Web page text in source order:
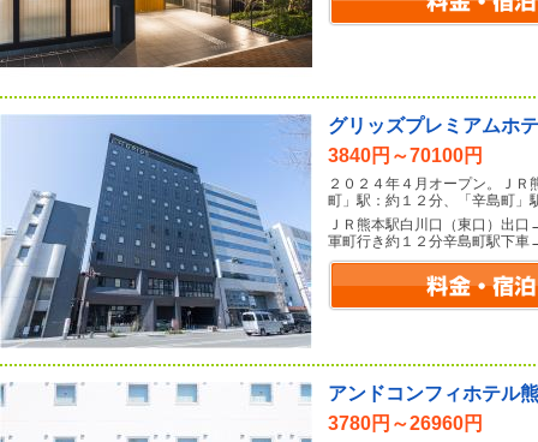
グリッズプレミアムホ
3840円～70100円
２０２４年４月オープン。Ｊ
町」駅：約１２分、「辛島町」
ＪＲ熊本駅白川口（東口）出
軍町行き約１２分辛島町駅下
アンドコンフィホテル
3780円～26960円